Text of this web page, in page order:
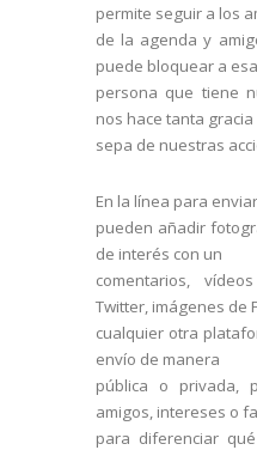
permite seguir a los
de la agenda y
puede bloquear a esa
persona que tiene
nos hace tanta gracia
sepa de nuestras
En la línea para
pueden añadir
de interés con un
comentarios,
Twitter, imágenes de
cualquier otra
envío de manera
pública o privada,
amigos, intereses o
para diferenciar